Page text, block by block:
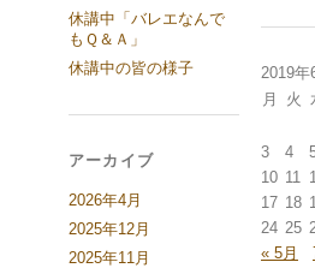
休講中「バレエなんで
もＱ＆Ａ」
休講中の皆の様子
アーカイブ
2026年4月
2025年12月
2025年11月
2019年
月
火
3
4
10 11
17 18
24 25
« 5月